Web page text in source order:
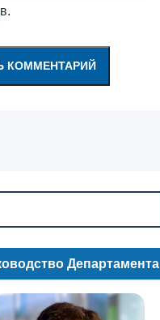
Департамента